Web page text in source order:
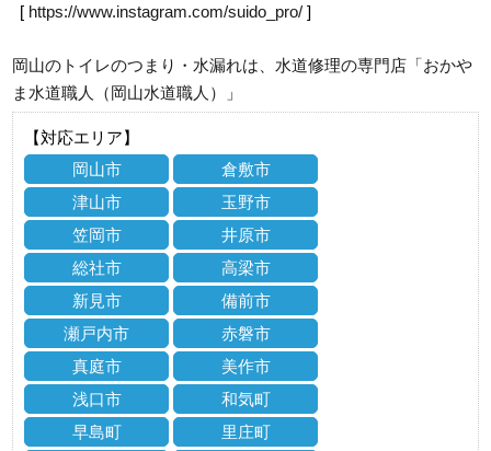
[ https://www.instagram.com/suido_pro/ ]
岡山のトイレのつまり・水漏れは、水道修理の専門店「おかや
ま水道職人（岡山水道職人）」
【対応エリア】
岡山市
倉敷市
津山市
玉野市
笠岡市
井原市
総社市
高梁市
新見市
備前市
瀬戸内市
赤磐市
真庭市
美作市
浅口市
和気町
早島町
里庄町